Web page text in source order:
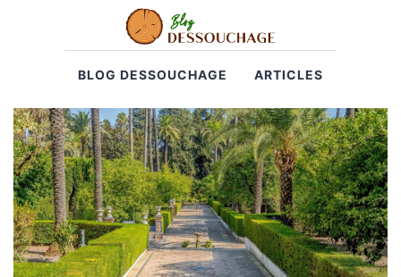
BLOG DESSOUCHAGE ARTICLES